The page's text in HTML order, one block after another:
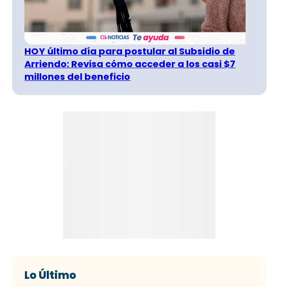
HOY último día para postular al Subsidio de
Arriendo: Revisa cómo acceder a los casi $7
millones del beneficio
Lo Último